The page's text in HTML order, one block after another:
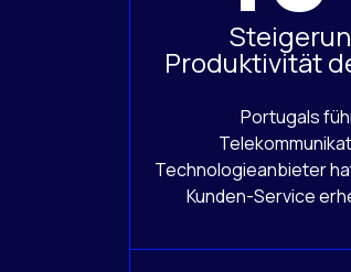
Produktivität
Portugals
Technologieanbieter
Kunden-Service